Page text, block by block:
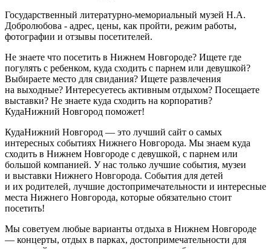
Государственный литературно-мемориальный музей Н.А.
Добролюбова - адрес, цены, как пройти, режим работы,
фотографии и отзывы посетителей.
Не знаете что посетить в Нижнем Новгороде? Ищете где
погулять с ребенком, куда сходить с парнем или девушкой?
Выбираете место для свидания? Ищете развлечения
на выходные? Интересуетесь активным отдыхом? Посещаете
выставки? Не знаете куда сходить на корпоратив?
КудаНижний Новгород поможет!
КудаНижний Новгород — это лучший сайт о самых
интересных событиях Нижнего Новгорода. Мы знаем куда
сходить в Нижнем Новгороде с девушкой, с парнем или
большой компанией. У нас только лучшие события, музеи
и выставки Нижнего Новгорода. События для детей
и их родителей, лучшие достопримечательности и интересные
места Нижнего Новгорода, которые обязательно стоит
посетить!
Мы советуем любые варианты отдыха в Нижнем Новгороде
— концерты, отдых в парках, достопримечательности для